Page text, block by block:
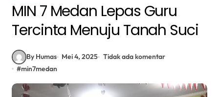
MIN 7 Medan Lepas Guru
Tercinta Menuju Tanah Suci
By Humas Mei 4, 2025 Tidak ada komentar
#min7medan